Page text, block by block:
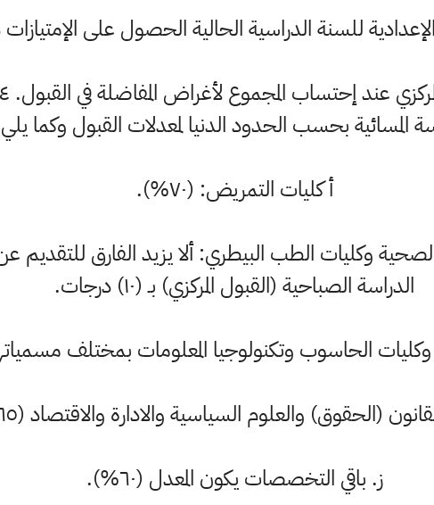
المسائية بحسب الحدود الدنيا لمعدلات القبول وكما
أ كليات التمريض: (۷۰%).
وكليات الطب البيطري: ألا يزيد الفارق للتقديم
الدراسة الصباحية (القبول المركزي) بـ (۱۰) درجات.
الحاسوب وتكنولوجيا المعلومات بمختلف مسمياتها)
(الحقوق) والعلوم السياسية والادارة والاقتصاد (٦٥%).
ز. باقي التخصصات يكون المعدل (٦٠%).